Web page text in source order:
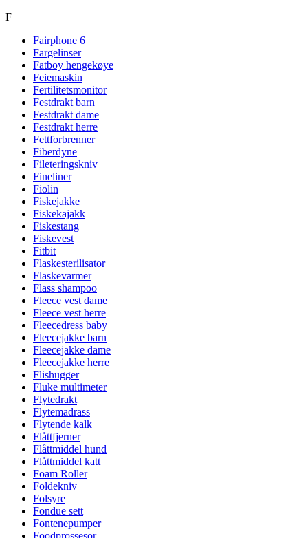
F
Fairphone 6
Fargelinser
Fatboy hengekøye
Feiemaskin
Fertilitetsmonitor
Festdrakt barn
Festdrakt dame
Festdrakt herre
Fettforbrenner
Fiberdyne
Fileteringskniv
Fineliner
Fiolin
Fiskejakke
Fiskekajakk
Fiskestang
Fiskevest
Fitbit
Flaskesterilisator
Flaskevarmer
Flass shampoo
Fleece vest dame
Fleece vest herre
Fleecedress baby
Fleecejakke barn
Fleecejakke dame
Fleecejakke herre
Flishugger
Fluke multimeter
Flytedrakt
Flytemadrass
Flytende kalk
Flåttfjerner
Flåttmiddel hund
Flåttmiddel katt
Foam Roller
Foldekniv
Folsyre
Fondue sett
Fontenepumper
Foodprossesor